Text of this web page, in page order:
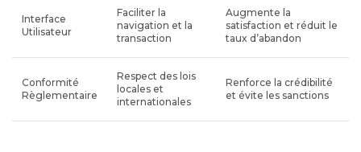
Interface
Utilisateur
Faciliter la
navigation et la
transaction
Augmente la
satisfaction et réduit le
taux d’abandon
Conformité
Règlementaire
Respect des lois
locales et
internationales
Renforce la crédibilité
et évite les sanctions